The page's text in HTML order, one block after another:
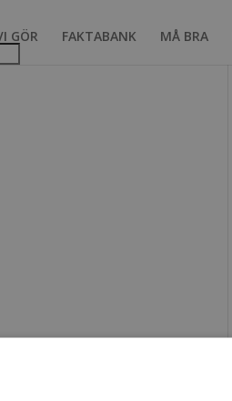
GÖR FAKTABANK MÅ BRA
och det blev bra
inte? Efter pausen och
form av kinesisk Kung